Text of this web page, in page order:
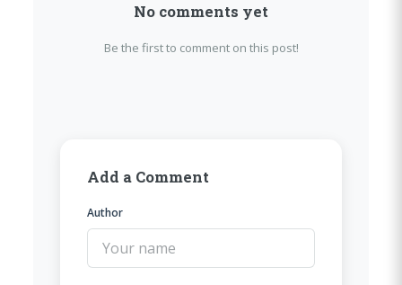
No comments yet
Be the first to comment on this post!
Add a Comment
Author